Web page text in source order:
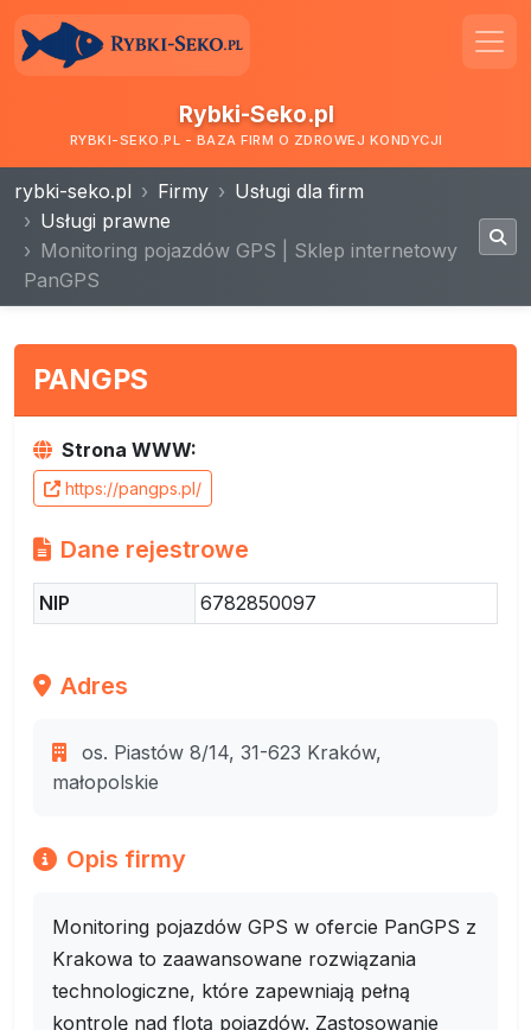
Rybki-Seko.pl
RYBKI-SEKO.PL - BAZA FIRM O ZDROWEJ KONDYCJI
rybki-seko.pl Firmy
Usługi dla firm
Usługi prawne
Monitoring pojazdów GPS | Sklep internetowy
PanGPS
PANGPS
Strona WWW:
https://pangps.pl/
Dane rejestrowe
NIP 6782850097
Adres
os. Piastów 8/14, 31-623 Kraków,
małopolskie
Opis firmy
Monitoring pojazdów GPS w ofercie PanGPS z
Krakowa to zaawansowane rozwiązania
technologiczne, które zapewniają pełną
kontrolę nad flotą pojazdów. Zastosowanie